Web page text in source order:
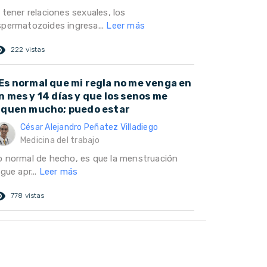
tener relaciones sexuales, los
ingresa... Leer más
222 vistas
normal que mi regla no me venga en
mes y 14 días y que los senos me
mucho; puedo estar
César Alejandro Peñatez Villadiego
Medicina del trabajo
normal de hecho, es que la menstruación
apr... Leer más
778 vistas